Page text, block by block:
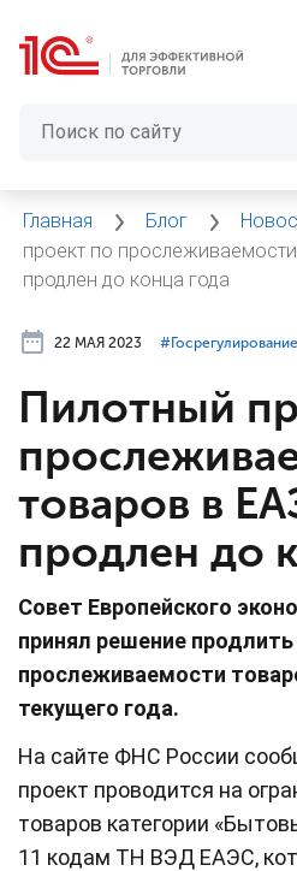
Главная Блог
проект по
продлен до конца года
22 МАЯ 2023 #⁣Госрегулирование
Пилотный
товаров в
продлен до
Совет Европейского
принял решение
прослеживаемости
текущего года.
На сайте ФНС России
проект проводится на
товаров категории
11 кодам ТН ВЭД ЕАЭС,